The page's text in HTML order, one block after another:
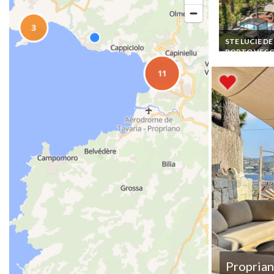
STE LUCIE DE
PORTO
Corse
de luxe Porto-
Vecchio avec
chauffée